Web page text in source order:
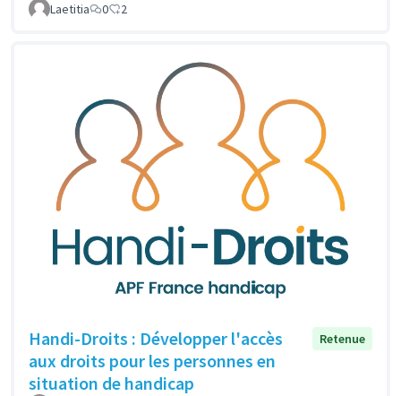
Laetitia 0 2
Handi-Droits : Développer l'accès
aux droits pour les personnes en
situation de handicap
Retenue